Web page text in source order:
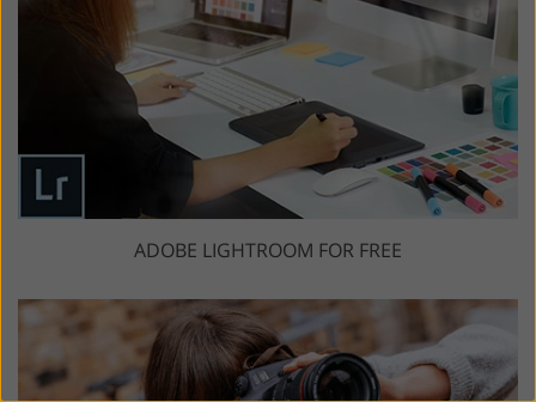
ADOBE LIGHTROOM FOR FREE